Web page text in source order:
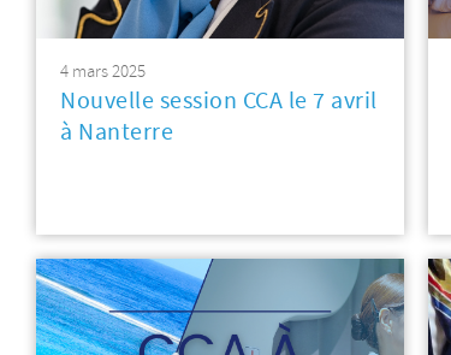
4 mars 2025
Nouvelle session CCA le 7 avril
à Nanterre